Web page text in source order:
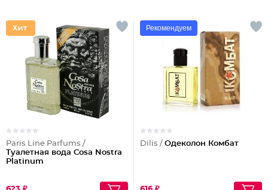
Paris Line Parfums /
Туалетная вода Cosa Nostra
Platinum
Рекомендуем
Dilis / Одеколон Комбат